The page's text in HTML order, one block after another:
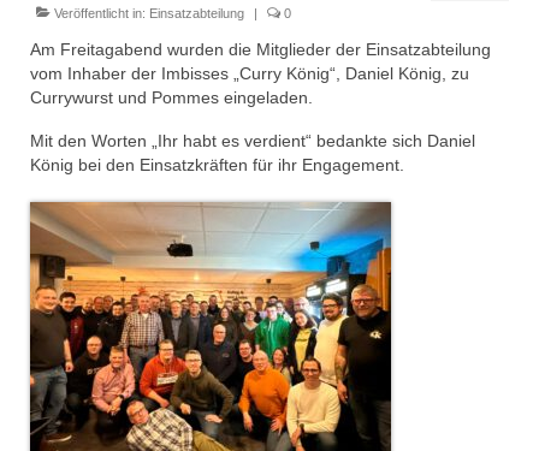
Dienstplan
Einsätze
Einsatzstichworte
Jugendfeuerwehr
Infos
Dienstplan
Gründung Jugendfeuerwehr 1996
25-jähriges Jubiläum Jugendfeuerwehr 2021
Kreiszeltlager 2023
Veröffentlicht in: Einsatzabteilung | 0
Am Freitagabend wurden die Mitglieder der Einsatzabteilung
vom Inhaber der Imbisses „Curry König“, Daniel König, zu
Currywurst und Pommes eingeladen.
Mit den Worten „Ihr habt es verdient“ bedankte sich Daniel
König bei den Einsatzkräften für ihr Engagement.